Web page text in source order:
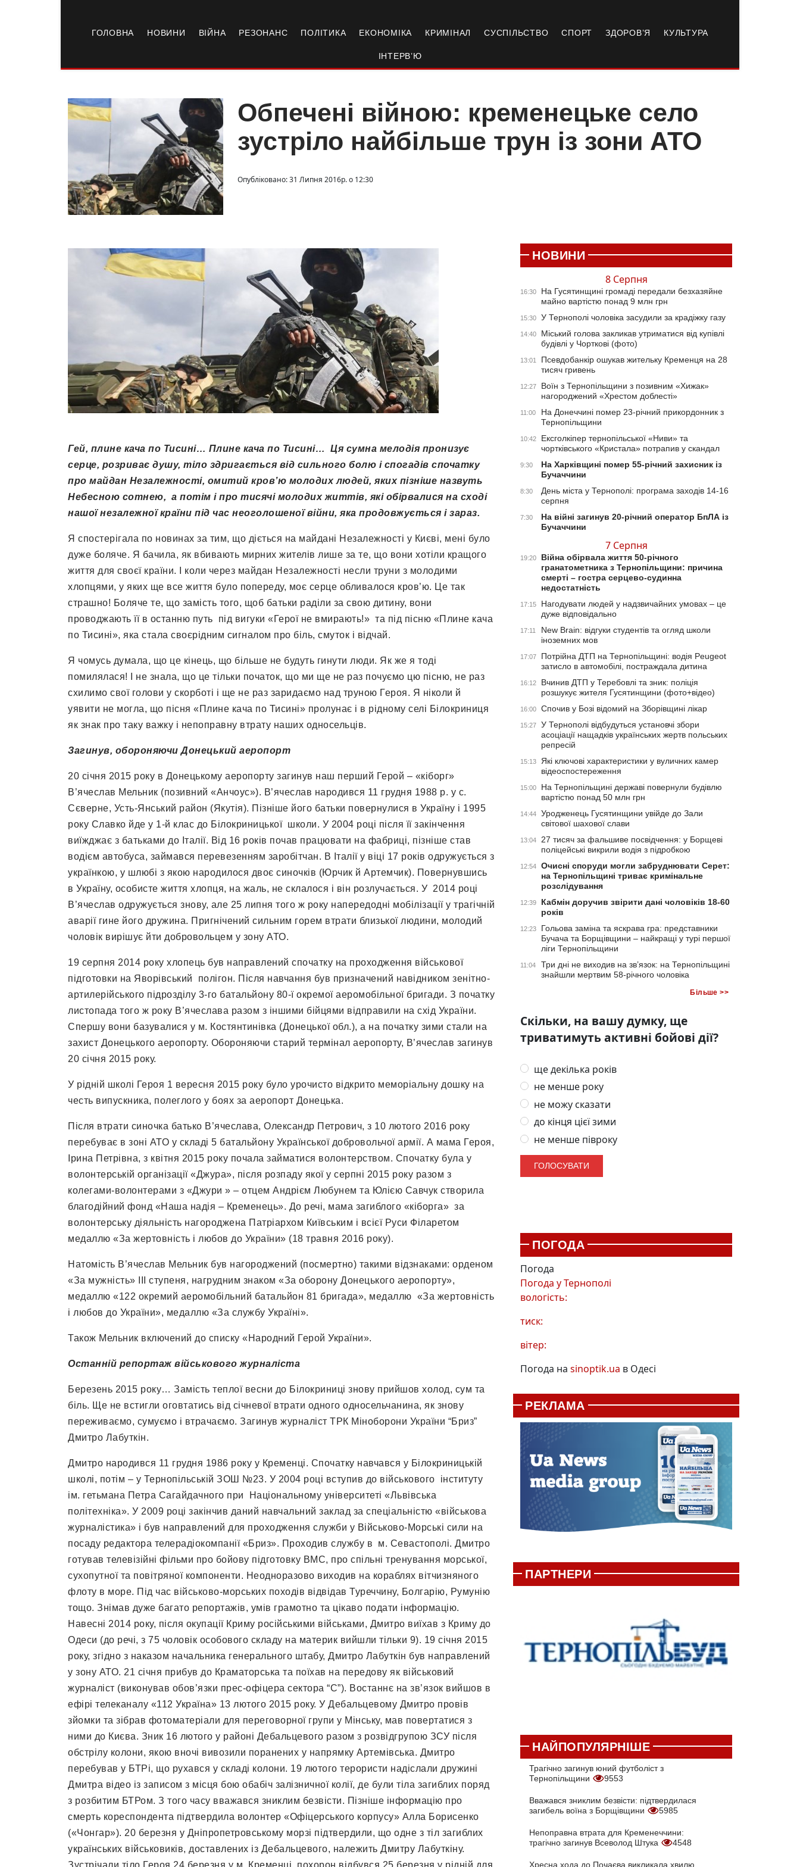
ГОЛОВНА НОВИНИ ВІЙНА РЕЗОНАНС ПОЛІТИКА ЕКОНОМІКА КРИМІНАЛ СУСПІЛЬСТВО СПОРТ ЗДОРОВ’Я КУЛЬТУРА
ІНТЕРВ’Ю
Обпечені війною: кременецьке село
зустріло найбільше трун із зони АТО
Опубліковано: 31 Липня 2016р. о 12:30
Гей, плине кача по Тисині… Плине кача по Тисині… Ця сумна мелодія пронизує
серце, розриває душу, тіло здригається від сильного болю і спогадів спочатку
про майдан Незалежності, омитий кров’ю молодих людей, яких пізніше назвуть
Небесною сотнею, а потім і про тисячі молодих життів, які обірвалися на сході
нашої незалежної країни під час неоголошеної війни, яка продовжується і зараз.
Я спостерігала по новинах за тим, що діється на майдані Незалежності у Києві, мені було
дуже боляче. Я бачила, як вбивають мирних жителів лише за те, що вони хотіли кращого
життя для своєї країни. І коли через майдан Незалежності несли труни з молодими
хлопцями, у яких ще все життя було попереду, моє серце обливалося кров’ю. Це так
страшно! Боляче те, що замість того, щоб батьки раділи за свою дитину, вони
проводжають її в останню путь під вигуки «Герої не вмирають!» та під пісню «Плине кача
по Тисині», яка стала своєрідним сигналом про біль, смуток і відчай.
Я чомусь думала, що це кінець, що більше не будуть гинути люди. Як же я тоді
помилялася! І не знала, що це тільки початок, що ми ще не раз почуємо цю пісню, не раз
схилимо свої голови у скорботі і ще не раз заридаємо над труною Героя. Я ніколи й
уявити не могла, що пісня «Плине кача по Тисині» пролунає і в рідному селі Білокриниця
як знак про таку важку і непоправну втрату наших односельців.
Загинув, обороняючи Донецький аеропорт
20 січня 2015 року в Донецькому аеропорту загинув наш перший Герой – «кіборг»
В’ячеслав Мельник (позивний «Анчоус»). В’ячеслав народився 11 грудня 1988 р. у с.
Сєверне, Усть-Янський район (Якутія). Пізніше його батьки повернулися в Україну і 1995
року Славко йде у 1-й клас до Білокриницької школи. У 2004 році після її закінчення
виїжджає з батьками до Італії. Від 16 років почав працювати на фабриці, пізніше став
водієм автобуса, займався перевезенням заробітчан. В Італії у віці 17 років одружується з
українкою, у шлюбі з якою народилося двоє синочків (Юрчик й Артемчик). Повернувшись
в Україну, особисте життя хлопця, на жаль, не склалося і він розлучається. У 2014 році
В’ячеслав одружується знову, але 25 липня того ж року напередодні мобілізації у трагічній
аварії гине його дружина. Пригнічений сильним горем втрати близької людини, молодий
чоловік вирішує йти добровольцем у зону АТО.
19 серпня 2014 року хлопець був направлений спочатку на проходження військової
підготовки на Яворівський полігон. Після навчання був призначений навідником зенітно-
артилерійського підрозділу 3-го батальйону 80-ї окремої аеромобільної бригади. З початку
листопада того ж року В’ячеслава разом з іншими бійцями відправили на схід України.
Спершу вони базувалися у м. Костянтинівка (Донецької обл.), а на початку зими стали на
захист Донецького аеропорту. Обороняючи старий термінал аеропорту, В’ячеслав загинув
20 січня 2015 року.
У рідній школі Героя 1 вересня 2015 року було урочисто відкрито меморіальну дошку на
честь випускника, полеглого у боях за аеропорт Донецька.
Після втрати синочка батько В’ячеслава, Олександр Петрович, з 10 лютого 2016 року
перебуває в зоні АТО у складі 5 батальйону Української добровольчої армії. А мама Героя,
Ірина Петрівна, з квітня 2015 року почала займатися волонтерством. Спочатку була у
волонтерській організації «Джура», після розпаду якої у серпні 2015 року разом з
колегами-волонтерами з «Джури » – отцем Андрієм Любунем та Юлією Савчук створила
благодійний фонд «Наша надія – Кременець». До речі, мама загиблого «кіборга» за
волонтерську діяльність нагороджена Патріархом Київським і всієї Руси Філаретом
медаллю «За жертовність і любов до України» (18 травня 2016 року).
Натомість В’ячеслав Мельник був нагороджений (посмертно) такими відзнаками: орденом
«За мужність» III ступеня, нагрудним знаком «За оборону Донецького аеропорту»,
медаллю «122 окремий аеромобільний батальйон 81 бригада», медаллю «За жертовність
і любов до України», медаллю «За службу Україні».
Також Мельник включений до списку «Народний Герой України».
Останній репортаж військового журналіста
Березень 2015 року… Замість теплої весни до Білокриниці знову прийшов холод, сум та
біль. Ще не встигли оговтатись від січневої втрати одного односельчанина, як знову
переживаємо, сумуємо і втрачаємо. Загинув журналіст ТРК Міноборони України “Бриз”
Дмитро Лабуткін.
Дмитро народився 11 грудня 1986 року у Кременці. Спочатку навчався у Білокриницькій
школі, потім – у Тернопільській ЗОШ №23. У 2004 році вступив до військового інституту
ім. гетьмана Петра Сагайдачного при Національному університеті «Львівська
політехніка». У 2009 році закінчив даний навчальний заклад за спеціальністю «військова
журналістика» і був направлений для проходження служби у Військово-Морські сили на
посаду редактора телерадіокомпанії «Бриз». Проходив службу в м. Севастополі. Дмитро
готував телевізійні фільми про бойову підготовку ВМС, про спільні тренування морської,
сухопутної та повітряної компоненти. Неодноразово виходив на кораблях вітчизняного
флоту в море. Під час військово-морських походів відвідав Туреччину, Болгарію, Румунію
тощо. Знімав дуже багато репортажів, умів грамотно та цікаво подати інформацію.
Навесні 2014 року, після окупації Криму російськими військами, Дмитро виїхав з Криму до
Одеси (до речі, з 75 чоловік особового складу на материк вийшли тільки 9). 19 січня 2015
року, згідно з наказом начальника генерального штабу, Дмитро Лабуткін був направлений
у зону АТО. 21 січня прибув до Краматорська та поїхав на передову як військовий
журналіст (виконував обов’язки прес-офіцера сектора “С”). Востаннє на зв’язок вийшов в
ефірі телеканалу «112 Україна» 13 лютого 2015 року. У Дебальцевому Дмитро провів
зйомки та зібрав фотоматеріали для переговорної групи у Мінську, мав повертатися з
ними до Києва. Зник 16 лютого у районі Дебальцевого разом з розвідгрупою ЗСУ після
обстрілу колони, якою вночі вивозили поранених у напрямку Артемівська. Дмитро
перебував у БТРі, що рухався у складі колони. 19 лютого терористи надіслали дружині
Дмитра відео із записом з місця бою обабіч залізничної колії, де були тіла загиблих поряд
з розбитим БТРом. З того часу вважався зниклим безвісти. Пізніше інформацію про
смерть кореспондента підтвердила волонтер «Офіцерського корпусу» Алла Борисенко
(«Чонгар»). 20 березня у Дніпропетровському морзі підтвердили, що одне з тіл загиблих
українських військовиків, доставлених із Дебальцевого, належить Дмитру Лабуткіну.
Зустрічали тіло Героя 24 березня у м. Кременці, похорон відбувся 25 березня у рідній для
НОВИНИ
8 Серпня
16:30
На Гусятинщині громаді передали безхазяйне
майно вартістю понад 9 млн грн
15:30 У Тернополі чоловіка засудили за крадіжку газу
14:40
Міський голова закликав утриматися від купівлі
будівлі у Чорткові (фото)
13:01
Псевдобанкір ошукав жительку Кременця на 28
тисяч гривень
12:27
Воїн з Тернопільщини з позивним «Хижак»
нагороджений «Хрестом доблесті»
11:00
На Донеччині помер 23-річний прикордонник з
Тернопільщини
10:42
Ексголкіпер тернопільської «Ниви» та
чортківського «Кристала» потрапив у скандал
9:30
На Харківщині помер 55-річний захисник із
Бучаччини
8:30
День міста у Тернополі: програма заходів 14-16
серпня
7:30
На війні загинув 20-річний оператор БпЛА із
Бучаччини
7 Серпня
19:20
Війна обірвала життя 50-річного
гранатометника з Тернопільщини: причина
смерті – гостра серцево-судинна
недостатність
17:15
Нагодувати людей у надзвичайних умовах – це
дуже відповідально
17:11
New Brain: відгуки студентів та огляд школи
іноземних мов
17:07
Потрійна ДТП на Тернопільщині: водія Peugeot
затисло в автомобілі, постраждала дитина
16:12
Вчинив ДТП у Теребовлі та зник: поліція
розшукує жителя Гусятинщини (фото+відео)
16:00 Спочив у Бозі відомий на Зборівщині лікар
15:27
У Тернополі відбудуться установчі збори
асоціації нащадків українських жертв польських
репресій
15:13
Які ключові характеристики у вуличних камер
відеоспостереження
15:00
На Тернопільщині державі повернули будівлю
вартістю понад 50 млн грн
14:44
Уродженець Гусятинщини увійде до Зали
світової шахової слави
13:04
27 тисяч за фальшиве посвідчення: у Борщеві
поліцейські викрили водія з підробкою
12:54
Очисні споруди могли забруднювати Серет:
на Тернопільщині триває кримінальне
розслідування
12:39
Кабмін доручив звірити дані чоловіків 18-60
років
12:23
Гольова заміна та яскрава гра: представники
Бучача та Борщівщини – найкращі у турі першої
ліги Тернопільщини
11:04
Три дні не виходив на зв’язок: на Тернопільщині
знайшли мертвим 58-річного чоловіка
Більше >>
Скільки, на вашу думку, ще
триватимуть активні бойові дії?
ще декілька років
не менше року
не можу сказати
до кінця цієї зими
не менше півроку
ПОГОДА
Погода
Погода уТернополі
вологість:
тиск:
вітер:
Погода на sinoptik.ua в Одесі
РЕКЛАМА
ПАРТНЕРИ
НАЙПОПУЛЯРНІШЕ
Трагічно загинув юний футболіст з
Тернопільщини
9553
Вважався зниклим безвісти: підтвердилася
загибель воїна з Борщівщини
5985
Непоправна втрата для Кременеччини:
трагічно загинув Всеволод Штука
4548
Хресна хода до Почаєва викликала хвилю